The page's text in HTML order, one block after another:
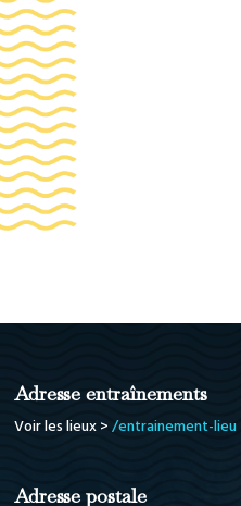
Adresse entraînements
Voir les lieux >/entrainement-lieu
Adresse postale